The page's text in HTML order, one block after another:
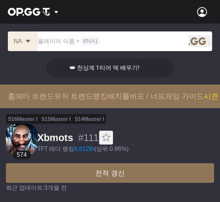
NA 플레이어 이름 + #NA1
.gg
👑 천상계 1티어 덱 배우기!
홈메타 트렌드유저 트렌드랭킹배치툴버프 / 너프게임 가이드시
S16Master I S15Master I S14Master I
574
Xbmots #111
TFT 래더 랭킹8,612th(상위 0.96%)
전적 갱신
최근 업데이트:3개월 전